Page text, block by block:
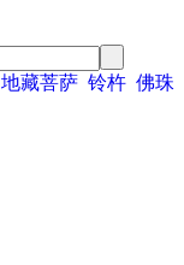
地藏菩萨 铃杵 佛珠